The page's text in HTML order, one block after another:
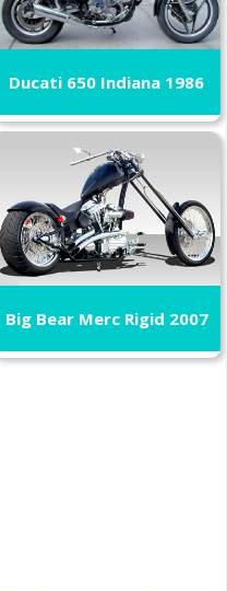
Ducati 650 Indiana 1986
Big Bear Merc Rigid 2007